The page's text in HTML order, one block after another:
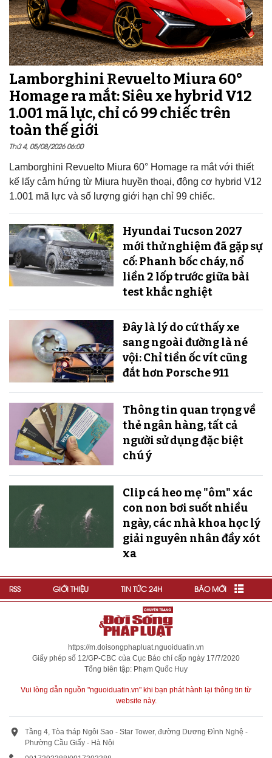
Lamborghini Revuelto Miura 60°
Homage ra mắt: Siêu xe hybrid V12
1.001 mã lực, chỉ có 99 chiếc trên
toàn thế giới
Thứ 4, 05/08/2026 06:00
Lamborghini Revuelto Miura 60° Homage ra mắt với thiết
kế lấy cảm hứng từ Miura huyền thoại, động cơ hybrid V12
1.001 mã lực và số lượng giới hạn chỉ 99 chiếc.
Hyundai Tucson 2027
mới thử nghiệm đã gặp sự
cố: Phanh bốc cháy, nổ
liền 2 lốp trước giữa bài
test khắc nghiệt
Đây là lý do cứ thấy xe
sang ngoài đường là né
vội: Chỉ tiền ốc vít cũng
đắt hơn Porsche 911
Thông tin quan trọng về
thẻ ngân hàng, tất cả
người sử dụng đặc biệt
chú ý
Clip cá heo mẹ "ôm" xác
con non bơi suốt nhiều
ngày, các nhà khoa học lý
giải nguyên nhân đầy xót
xa
RSS GIỚI THIỆU TIN TỨC 24H BÁO MỚI
https://m.doisongphapluat.nguoiduatin.vn
Giấy phép số 12/GP-CBC của Cục Báo chí cấp ngày 17/7/2020
Tổng biên tập: Phạm Quốc Huy
Vui lòng dẫn nguồn "nguoiduatin.vn" khi bạn phát hành lại thông tin từ
website này.
Tầng 4, Tòa tháp Ngôi Sao - Star Tower, đường Dương Đình Nghệ -
Phường Cầu Giấy - Hà Nội